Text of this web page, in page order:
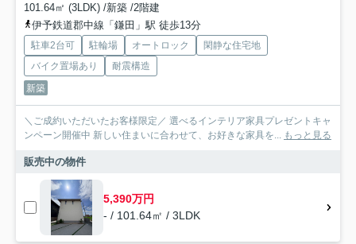
101.64㎡ (3LDK) /新築 /2階建
伊予鉄道郡中線「鎌田」駅 徒歩13分
駐車2台可 駐輪場 オートロック
閑静な住宅地
バイク置場あり
耐震構造
新築
＼ご成約いただいたお客様限定／ 選べるインテリア家具プレゼントキャ
ンペーン開催中 新しい住まいに合わせて、お好きな家具を... もっと見る
販売中の物件
5,390万円
- / 101.64㎡ / 3LDK